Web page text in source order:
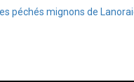
péchés mignons de